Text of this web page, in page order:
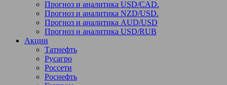
Прогноз и аналитика USD/CAD.
Прогноз и аналитика NZD/USD.
Прогноз и аналитика AUD/USD
Прогноз и аналитика USD/RUB
Акции
Татнефть
Русагро
Россети
Роснефть